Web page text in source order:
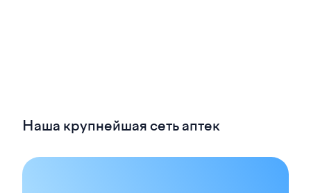
Наша крупнейшая сеть аптек